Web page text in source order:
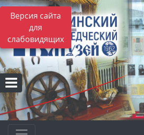
Версия сайта
для
слабовидящих